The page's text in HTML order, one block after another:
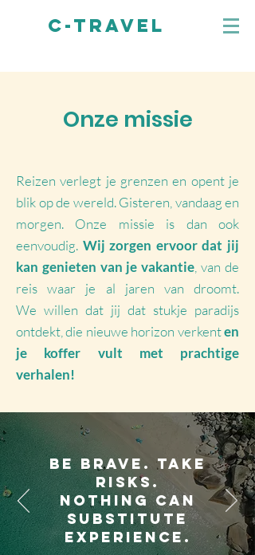
C-TRAVEL
Onze missie
Reizen verlegt je grenzen en opent je
blik op de wereld. Gisteren, vandaag en
morgen. Onze missie is dan ook
eenvoudig. Wij zorgen ervoor dat jij
kan genieten van je vakantie , van de
reis waar je al jaren van droomt.
We willen dat jij dat stukje paradijs
ontdekt, die nieuwe horizon verkenten
je koffer vult met prachtige
verhalen!
Be brave. Take
risks.
Nothing can
substitute
experience.